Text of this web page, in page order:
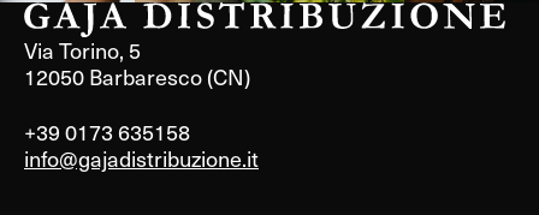
Via Torino, 5
12050 Barbaresco (CN)
+39 0173 635158
info@gajadistribuzione.it